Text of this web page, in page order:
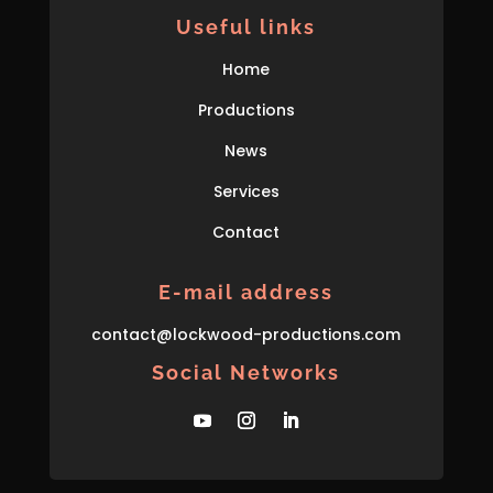
Useful links
Home
Productions
News
Services
Contact
E-mail address
contact@lockwood-productions.com
Social Networks